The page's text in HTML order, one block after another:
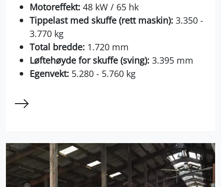
Motoreffekt: 48 kW / 65 hk
Tippelast med skuffe (rett maskin): 3.350 -
3.770 kg
Total bredde: 1.720 mm
Løftehøyde for skuffe (sving): 3.395 mm
Egenvekt: 5.280 - 5.760 kg